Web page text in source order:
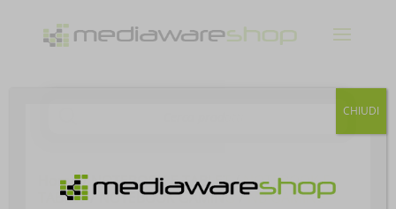
Home/ NOTEBOOK E TABLET/NOTEBOOK E
TABLET/ NOTEBOOK GAMING /NB GAMING
CHIUDI